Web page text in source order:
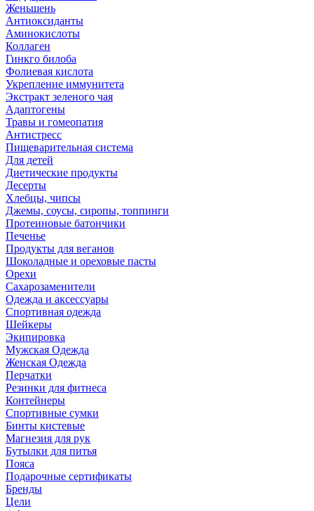
Женьшень
Антиоксиданты
Аминокислоты
Коллаген
Гинкго билоба
Фолиевая кислота
Укрепление иммунитета
Экстракт зеленого чая
Адаптогены
Травы и гомеопатия
Антистресс
Пищеварительная система
Для детей
Диетические продукты
Десерты
Хлебцы, чипсы
Джемы, соусы, сиропы, топпинги
Протеиновые батончики
Печенье
Продукты для веганов
Шоколадные и ореховые пасты
Орехи
Сахарозаменители
Одежда и аксессуары
Спортивная одежда
Шейкеры
Экипировка
Мужская Одежда
Женская Одежда
Перчатки
Резинки для фитнеса
Контейнеры
Спортивные сумки
Бинты кистевые
Магнезия для рук
Бутылки для питья
Пояса
Подарочные сертификаты
Бренды
Цели